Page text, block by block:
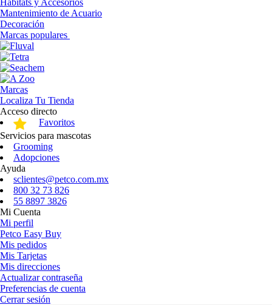
Habitats y Accesorios
Mantenimiento de Acuario
Decoración
Marcas populares
Marcas
Localiza Tu Tienda
Acceso directo
Favoritos
Servicios para mascotas
Grooming
Adopciones
Ayuda
sclientes@petco.com.mx
800 32 73 826
55 8897 3826
Mi Cuenta
Mi perfil
Petco Easy Buy
Mis pedidos
Mis Tarjetas
Mis direcciones
Actualizar contraseña
Preferencias de cuenta
Cerrar sesión